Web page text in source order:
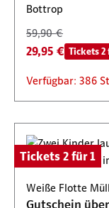
Bottrop
59,90 €
29,95 € Tickets 2
Verfügbar: 386
Tickets 2 für 1
Weiße Flotte
Gutschein